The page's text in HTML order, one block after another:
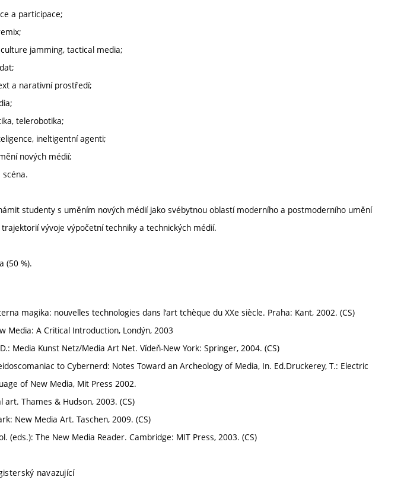
a participace;
jamming, tactical media;
a narativní prostředí;
telerobotika;
ineltigentní agenti;
nových médií;
studenty s uměním nových médií jako svébytnou oblastí moderního a postmoderního umění
vývoje výpočetní techniky a technických médií.
(50 %).
magika: nouvelles technologies dans l'art tchèque du XXe siècle. Praha: Kant, 2002. (CS)
Media: A Critical Introduction, Londýn, 2003
D.: Media Kunst Netz/Media Art Net. Vídeň-New York: Springer, 2004. (CS)
to Cybernerd: Notes Toward an Archeology of Media, In. Ed.Druckerey, T.: Electric
of New Media, Mit Press 2002.
art. Thames & Hudson, 2003. (CS)
New Media Art. Taschen, 2009. (CS)
(eds.): The New Media Reader. Cambridge: MIT Press, 2003. (CS)
navazující